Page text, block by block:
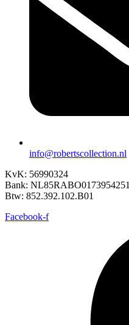
info@robertscollection.nl
KvK: 56990324
Bank: NL85RABO0173954251
Btw: 852.392.102.B01
Facebook-f